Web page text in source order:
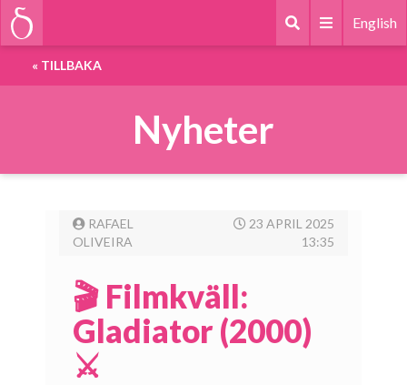
English
« TILLBAKA
Nyheter
RAFAEL
OLIVEIRA
23 APRIL 2025
13:35
🎬 Filmkväll:
Gladiator (2000)
⚔️